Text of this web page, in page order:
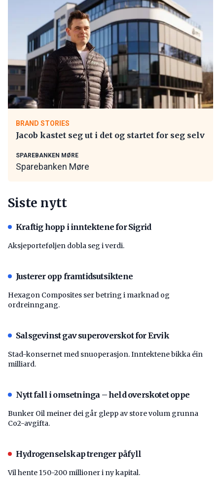
BRAND STORIES
Jacob kastet seg ut i det og startet for seg selv
SPAREBANKEN MØRE
Sparebanken Møre
Siste nytt
Kraftig hopp i inntektene for Sigrid
Aksjeporteføljen dobla seg i verdi.
Justerer opp framtidsutsiktene
Hexagon Composites ser betring i marknad og
ordreinngang.
Salsgevinst gav superoverskot for Ervik
Stad-konsernet med snuoperasjon. Inntektene bikka éin
milliard.
Nytt fall i omsetninga – held overskotet oppe
Bunker Oil meiner dei går glepp av store volum grunna
Co2-avgifta.
Hydrogenselskap trenger påfyll
Vil hente 150-200 millioner i ny kapital.